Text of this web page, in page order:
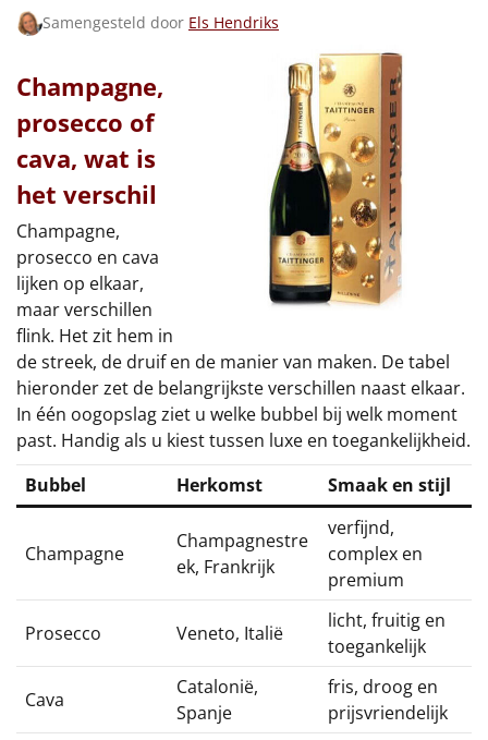
Samengesteld door Els Hendriks
Champagne,
prosecco of
cava, wat is
het verschil
Champagne,
prosecco en cava
lijken op elkaar,
maar verschillen
flink. Het zit hem in
de streek, de druif en de manier van maken. De tabel
hieronder zet de belangrijkste verschillen naast elkaar.
In één oogopslag ziet u welke bubbel bij welk moment
past. Handig als u kiest tussen luxe en toegankelijkheid.
Bubbel
Herkomst Smaak en stijl
Champagne
Champagnestre
ek, Frankrijk
verfijnd,
complex en
premium
Prosecco Veneto, Italië
licht, fruitig en
toegankelijk
Cava
Catalonië,
Spanje
fris, droog en
prijsvriendelijk